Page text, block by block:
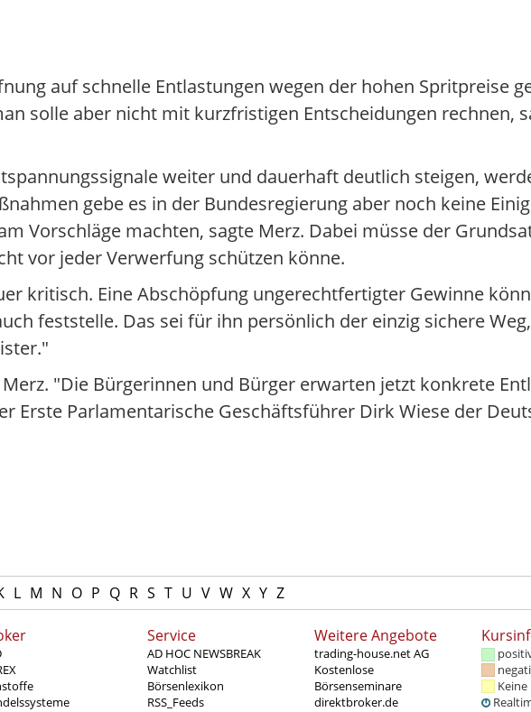
auf schnelle Entlastungen wegen der hohen Spritpreise
solle aber nicht mit kurzfristigen Entscheidungen rechnen,
weiter und dauerhaft deutlich steigen,
gebe es in der Bundesregierung aber noch keine
Vorschläge machten, sagte Merz. Dabei müsse der
vor jeder Verwerfung schützen könne.
kritisch. Eine Abschöpfung ungerechtfertigter Gewinne
feststelle. Das sei für ihn persönlich der einzig sichere
"Die Bürgerinnen und Bürger erwarten jetzt konkrete
Erste Parlamentarische Geschäftsführer Dirk Wiese der
L M N O P Q R S T U V W X Y Z
Service
AD HOC NEWSBREAK
Watchlist
Börsenlexikon
RSS_Feeds
Weitere Angebote
trading-house.net AG
Kostenlose
Börsenseminare
direktbroker.de